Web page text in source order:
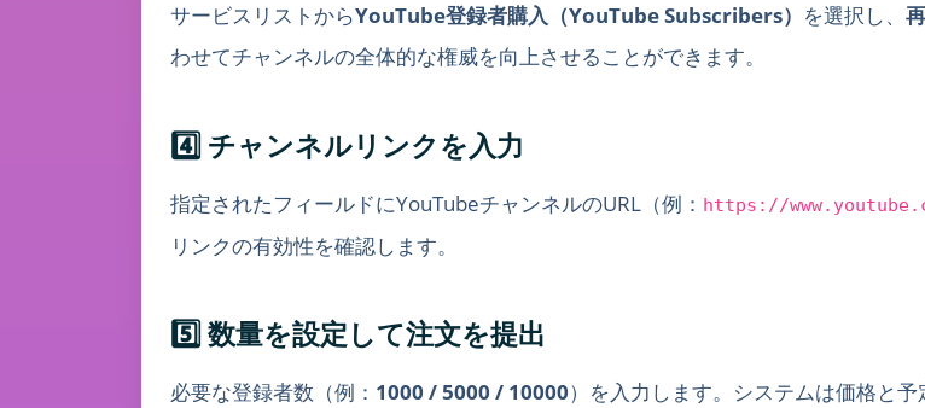
サービスリストからYouTube登録者購入（YouTube Subscribers） を選択し、
わせてチャンネルの全体的な権威を向上させることができます。
4️⃣ チャンネルリンクを入力
指定されたフィールドにYouTubeチャンネルのURL（例： https://
リンクの有効性を確認します。
5️⃣ 数量を設定して注文を提出
必要な登録者数（例： 1000 / 5000 / 10000）を入力します。システムは価格と